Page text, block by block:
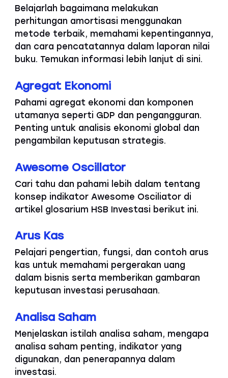
Belajarlah bagaimana melakukan
perhitungan amortisasi menggunakan
metode terbaik, memahami kepentingannya,
dan cara pencatatannya dalam laporan nilai
buku. Temukan informasi lebih lanjut di sini.
Agregat Ekonomi
Pahami agregat ekonomi dan komponen
utamanya seperti GDP dan pengangguran.
Penting untuk analisis ekonomi global dan
pengambilan keputusan strategis.
Awesome Oscillator
Cari tahu dan pahami lebih dalam tentang
konsep indikator Awesome Osciliator di
artikel glosarium HSB Investasi berikut ini.
Arus Kas
Pelajari pengertian, fungsi, dan contoh arus
kas untuk memahami pergerakan uang
dalam bisnis serta memberikan gambaran
keputusan investasi perusahaan.
Analisa Saham
Menjelaskan istilah analisa saham, mengapa
analisa saham penting, indikator yang
digunakan, dan penerapannya dalam
investasi.